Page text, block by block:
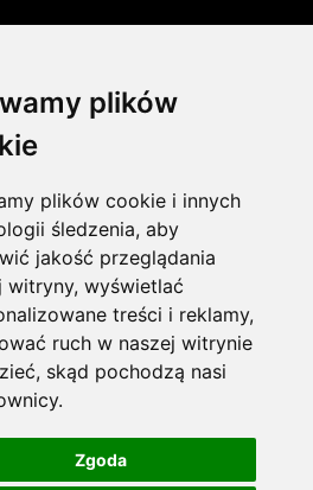
plików
plików cookie i innych
śledzenia, aby
jakość przeglądania
witryny, wyświetlać
treści i reklamy,
ruch w naszej witrynie
skąd pochodzą nasi
Zgoda
do odstapienia od umowy
i formy płatności
prywatności